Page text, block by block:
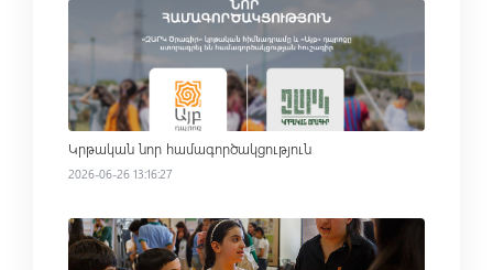
Read more
Կրթական նոր համագործակցություն
2026-06-26 13:16:27
Read more